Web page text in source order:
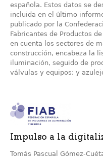
española. Estos datos se
incluida en el último
publicado por la
Fabricantes de Productos
en cuenta los sectores de
construcción, encabeza la
iluminación, seguido de
válvulas y equipos; y
Impulso a la
Tomás Pascual Gómez-